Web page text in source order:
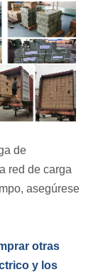
de
red de carga
asegúrese
otras
y los